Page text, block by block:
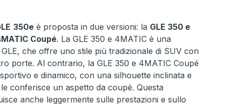
350e è proposta in due versioni: la GLE 350 e
Coupé. La GLE 350 e 4MATIC è una
che offre uno stile più tradizionale di SUV con
porte. Al contrario, la GLE 350 e 4MATIC Coupé
e dinamico, con una silhouette inclinata e
conferisce un aspetto da coupé. Questa
anche leggermente sulle prestazioni e sullo